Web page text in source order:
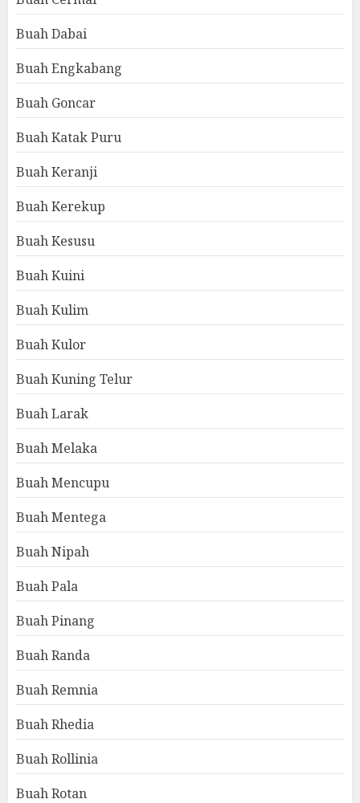
Buah Dabai
Buah Engkabang
Buah Goncar
Buah Katak Puru
Buah Keranji
Buah Kerekup
Buah Kesusu
Buah Kuini
Buah Kulim
Buah Kulor
Buah Kuning Telur
Buah Larak
Buah Melaka
Buah Mencupu
Buah Mentega
Buah Nipah
Buah Pala
Buah Pinang
Buah Randa
Buah Remnia
Buah Rhedia
Buah Rollinia
Buah Rotan